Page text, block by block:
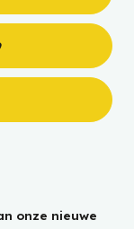
onze nieuwe